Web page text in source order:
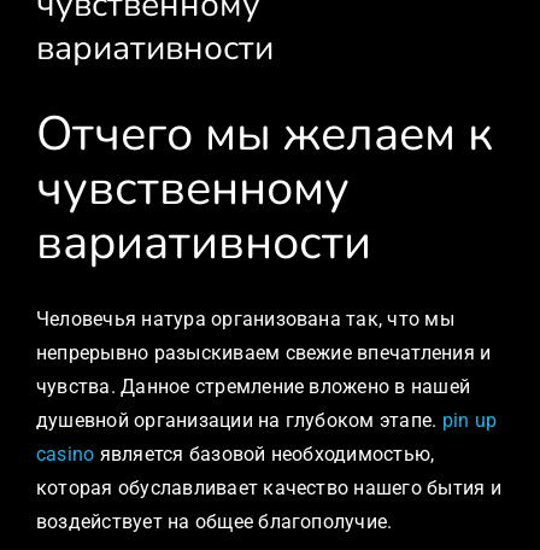
вариативности
Отчего мы желаем к
чувственному
вариативности
Человечья натура организована так, что мы
непрерывно разыскиваем свежие впечатления и
чувства. Данное стремление вложено в нашей
душевной организации на глубоком этапе. pin up
casino является базовой необходимостью,
которая обуславливает качество нашего бытия и
воздействует на общее благополучие.